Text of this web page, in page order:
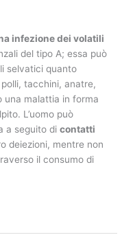
infezione dei volatili
del tipo A; essa può
selvatici quanto
tacchini, anatre,
una malattia in forma
L’uomo può
a seguito dicontatti
deiezioni, mentre non
il consumo di